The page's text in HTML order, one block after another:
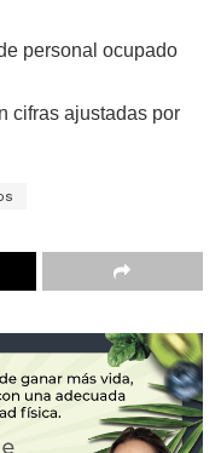
personal ocupado
cifras ajustadas por